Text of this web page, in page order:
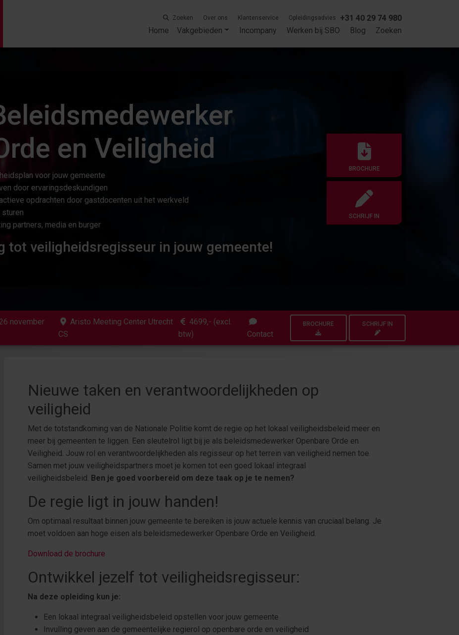
Zoeken Over ons Klantenservice Opleidingsadvies
+31 40 29 74 980
Home
Vakgebieden Incompany Werken bij SBO Blog Zoeken
en Veiligheid
voor jouw gemeente
door ervaringsdeskundigen
opdrachten door gastdocenten uit het werkveld
partners, media en burger
tot veiligheidsregisseur in jouw gemeente!
BROCHURE
SCHRIJF IN
november
Aristo Meeting Center Utrecht
CS
4699,- (excl.
btw)
Contact
Nieuwe taken en verantwoordelijkheden op
veiligheid
Met de totstandkoming van de Nationale Politie komt de regie op het lokaal veiligheidsbeleid meer en
meer bij gemeenten te liggen. Een sleutelrol ligt bij je als beleidsmedewerker Openbare Orde en
Veiligheid. Jouw rol en verantwoordelijkheden als regisseur op het terrein van veiligheid nemen toe.
Samen met jouw veiligheidspartners moet je komen tot een goed lokaal integraal
veiligheidsbeleid. Ben je goed voorbereid om deze taak op je te nemen?
De regie ligt in jouw handen!
Om optimaal resultaat binnen jouw gemeente te bereiken is jouw actuele kennis van cruciaal belang. Je
moet voldoen aan hoge eisen als beleidsmedewerker Openbare Orde en Veiligheid.
Download de brochure
Ontwikkel jezelf tot veiligheidsregisseur:
Na deze opleiding kun je:
Een lokaal integraal veiligheidsbeleid opstellen voor jouw gemeente
Invulling geven aan de gemeentelijke regierol op openbare orde en veiligheid